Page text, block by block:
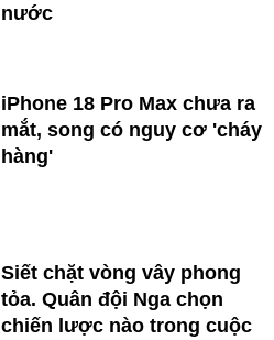
nước
iPhone 18 Pro Max chưa ra
mắt, song có nguy cơ 'cháy
hàng'
Siết chặt vòng vây phong
tỏa. Quân đội Nga chọn
chiến lược nào trong cuộc